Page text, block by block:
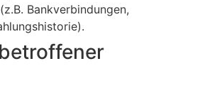
Bankverbindungen,